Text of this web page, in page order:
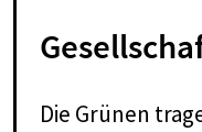
Die Grünen